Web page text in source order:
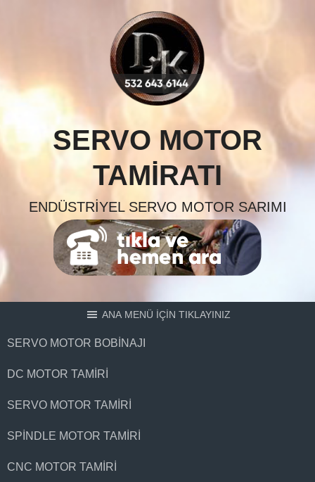
SERVO MOTOR
TAMIRATI
ENDÜSTRIYEL SERVO MOTOR SARIMI
ANA MENÜ İÇİN TIKLAYINIZ
SERVO MOTOR BOBINAJI
DC MOTOR TAMIRI
SERVO MOTOR TAMIRI
SPINDLE MOTOR TAMIRI
CNC MOTOR TAMIRI